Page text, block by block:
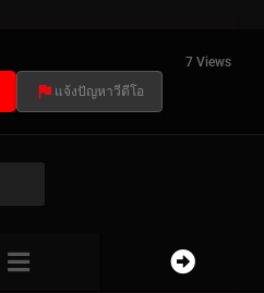
7 Views
แจ้งปัญหาวีดีโอ